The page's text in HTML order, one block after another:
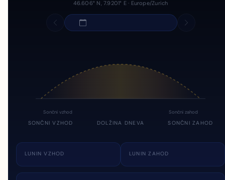
46.606° N, 7.9201° E · Europe/Zurich
Sončni vzhod Sončni zahod
SONČNI VZHOD DOLŽINA DNEVA SONČNI ZAHOD
LUNIN VZHOD LUNIN ZAHOD